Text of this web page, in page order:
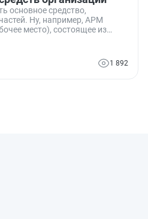
основное средство,
Ну, например, АРМ
место), состоящее из
на фундаменте. Или
Или лифтовое оборудование.
редкостью не является…1 892